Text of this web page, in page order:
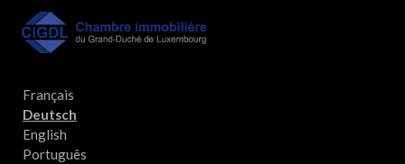
Français
Deutsch
English
Português